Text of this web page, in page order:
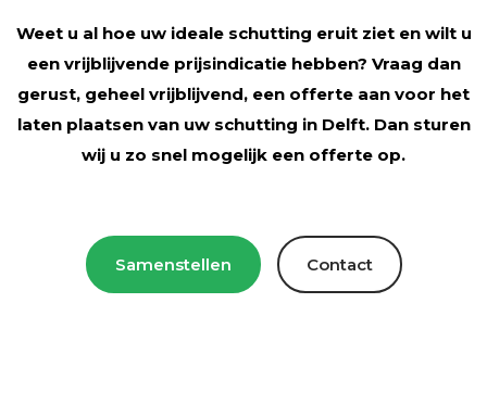
Weet u al hoe uw ideale schutting eruit ziet en wilt u
een vrijblijvende prijsindicatie hebben? Vraag dan
gerust, geheel vrijblijvend, een offerte aan voor het
laten plaatsen van uw schutting in Delft. Dan sturen
wij u zo snel mogelijk een offerte op.
Samenstellen Contact